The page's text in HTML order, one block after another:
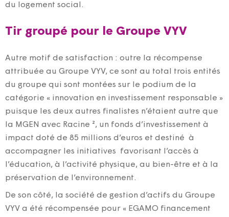
du logement social.
Tir groupé pour le Groupe VYV
Autre motif de satisfaction : outre la récompense
attribuée au Groupe VYV, ce sont au total trois entités
du groupe qui sont montées sur le podium de la
catégorie « innovation en investissement responsable »
puisque les deux autres finalistes n’étaient autre que
la MGEN avec Racine ², un fonds d’investissement à
impact doté de 85 millions d’euros et destiné à
accompagner les initiatives favorisant l’accès à
l’éducation, à l’activité physique, au bien-être et à la
préservation de l’environnement.
De son côté, la société de gestion d’actifs du Groupe
VYV a été récompensée pour « EGAMO financement